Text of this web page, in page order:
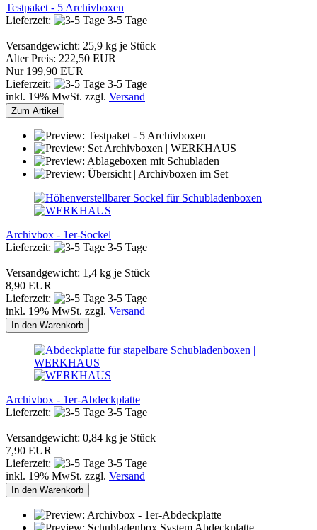
Testpaket - 5 Archivboxen
Lieferzeit:
3-5 Tage
Versandgewicht: 25,9 kg je Stück
Alter Preis: 222,50 EUR
Nur 199,90 EUR
Lieferzeit:
3-5 Tage
inkl. 19% MwSt. zzgl. Versand
Zum Artikel
Archivbox - 1er-Sockel
Lieferzeit:
3-5 Tage
Versandgewicht: 1,4 kg je Stück
8,90 EUR
Lieferzeit:
3-5 Tage
inkl. 19% MwSt. zzgl. Versand
In den Warenkorb
Archivbox - 1er-Abdeckplatte
Lieferzeit:
3-5 Tage
Versandgewicht: 0,84 kg je Stück
7,90 EUR
Lieferzeit:
3-5 Tage
inkl. 19% MwSt. zzgl. Versand
In den Warenkorb